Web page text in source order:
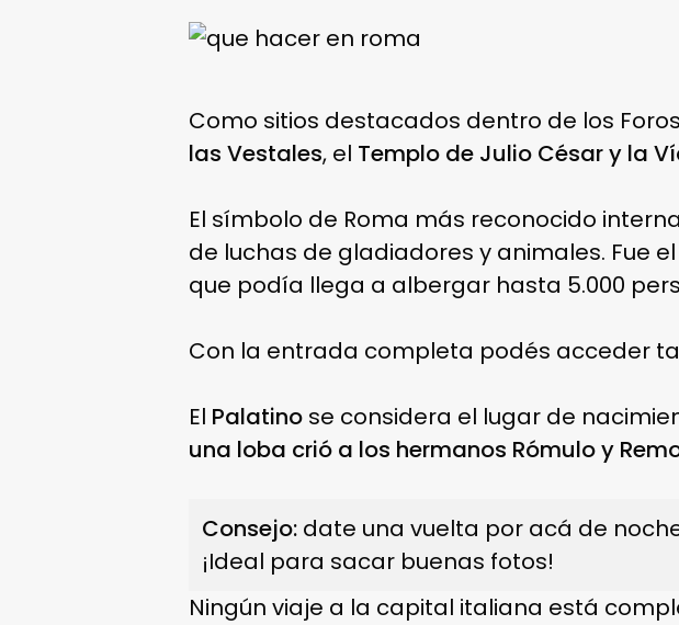
Como sitios destacados dentro de los
las Vestales, el Templo de Julio César y la
El símbolo de Roma más reconocido
de luchas de gladiadores y animales. Fue
que podía llega a albergar hasta 5.000
Con la entrada completa podés acceder
El Palatino se considera el lugar de
una loba crió a los hermanos Rómulo y
Consejo: date una vuelta por acá de
¡Ideal para sacar buenas fotos!
Ningún viaje a la capital italiana está